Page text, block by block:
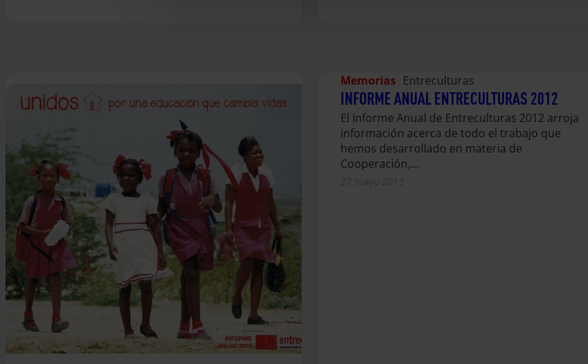
Memorias Entreculturas
INFORME ANUAL ENTRECULTURAS 2012
El Informe Anual de Entreculturas 2012 arroja
información acerca de todo el trabajo que
hemos desarrollado en materia de
Cooperación,…